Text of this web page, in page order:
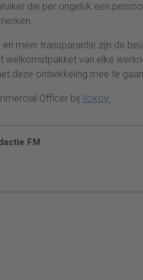
die per ongeluk een
en meer transparantie zijn de
welkomstpakket van elke
deze ontwikkeling mee te
Officer bij Yokoy.
FM